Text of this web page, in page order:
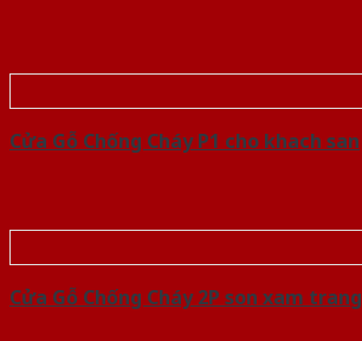
Cửa Gỗ Chống Cháy P1 cho khach san
Cửa Gỗ Chống Cháy 2P son xam trang